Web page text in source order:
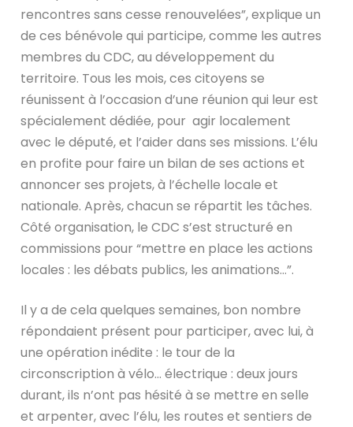
rencontres sans cesse renouvelées”, explique un
de ces bénévole qui participe, comme les autres
membres du CDC, au développement du
territoire. Tous les mois, ces citoyens se
réunissent à l’occasion d’une réunion qui leur est
spécialement dédiée, pour agir localement
avec le député, et l’aider dans ses missions. L’élu
en profite pour faire un bilan de ses actions et
annoncer ses projets, à l’échelle locale et
nationale. Après, chacun se répartit les tâches.
Côté organisation, le CDC s’est structuré en
commissions pour “mettre en place les actions
locales : les débats publics, les animations…”.
Il y a de cela quelques semaines, bon nombre
répondaient présent pour participer, avec lui, à
une opération inédite : le tour de la
circonscription à vélo… électrique : deux jours
durant, ils n’ont pas hésité à se mettre en selle
et arpenter, avec l’élu, les routes et sentiers de